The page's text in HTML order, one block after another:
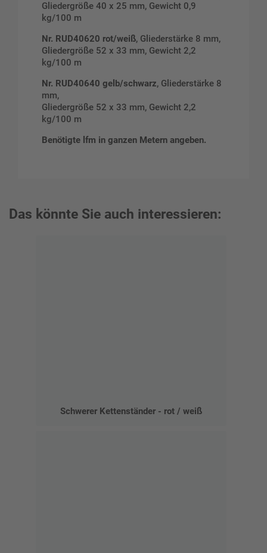
Gliedergröße 40 x 25 mm, Gewicht 0,9
kg/100 m
Nr. RUD40620 rot/weiß, Gliederstärke 8 mm,
Gliedergröße 52 x 33 mm, Gewicht 2,2
kg/100 m
Nr. RUD40640 gelb/schwarz, Gliederstärke 8
mm,
Gliedergröße 52 x 33 mm, Gewicht 2,2
kg/100 m
Benötigte lfm in ganzen Metern angeben.
Das könnte Sie auch interessieren:
Schwerer Kettenständer - rot / weiß